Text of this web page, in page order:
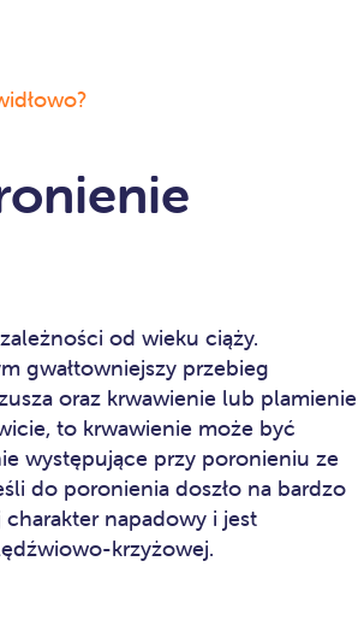
od wieku ciąży.
gwałtowniejszy przebieg
oraz krwawienie lub plamienie
to krwawienie może być
występujące przy poronieniu ze
do poronienia doszło na bardzo
napadowy i jest
krzyżowej.